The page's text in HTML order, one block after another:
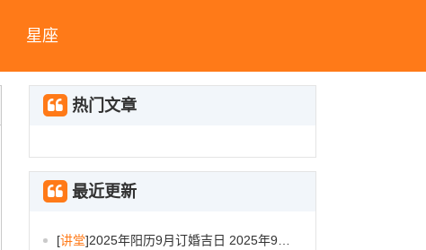
星座
热门文章
最近更新
[讲堂]2025年阳历9月订婚吉日 2025年9月订婚吉日有哪几天